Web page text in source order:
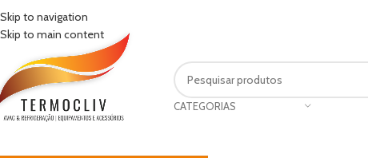
Skip to navigation
Skip to main content
CATEGORIAS